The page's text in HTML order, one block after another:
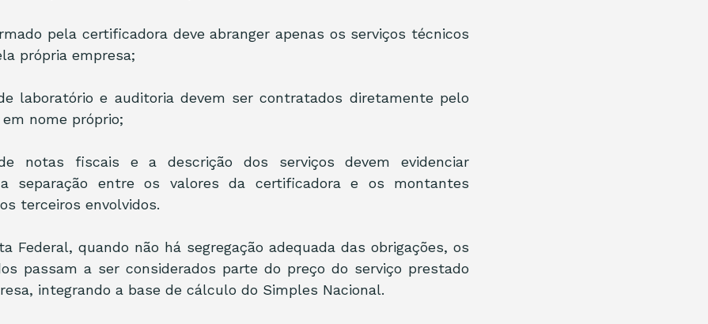
pela certificadora deve abranger apenas os serviços técnicos
própria empresa;
laboratório e auditoria devem ser contratados diretamente pelo
nome próprio;
notas fiscais e a descrição dos serviços devem evidenciar
separação entre os valores da certificadora e os montantes
terceiros envolvidos.
Federal, quando não há segregação adequada das obrigações, os
passam a ser considerados parte do preço do serviço prestado
integrando a base de cálculo do Simples Nacional.